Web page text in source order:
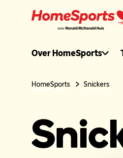
header
menu
Over HomeSports
HomeSports Snickers